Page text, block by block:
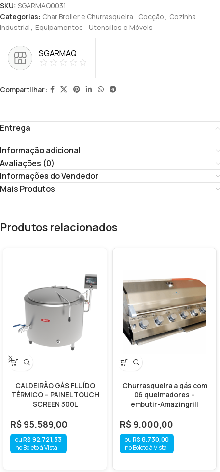
SKU: SGARMAQ0031
Categorias: Char Broiler e Churrasqueira , Cocção , Cozinha
Industrial , Equipamentos - Utensílios e Móveis
SGARMAQ
Compartilhar:
Entrega
Informação adicional
Avaliações (0)
Informações do Vendedor
Mais Produtos
Produtos relacionados
CALDEIRÃO GÁS FLUÍDO
TÉRMICO – PAINEL TOUCH
SCREEN 300L
R$ 95.589,00
R$ 92.721,33
no Boleto à Vista
Churrasqueira a gás com
06 queimadores –
embutir-Amazingrill
R$ 9.000,00
R$ 8.730,00
no Boleto à Vista